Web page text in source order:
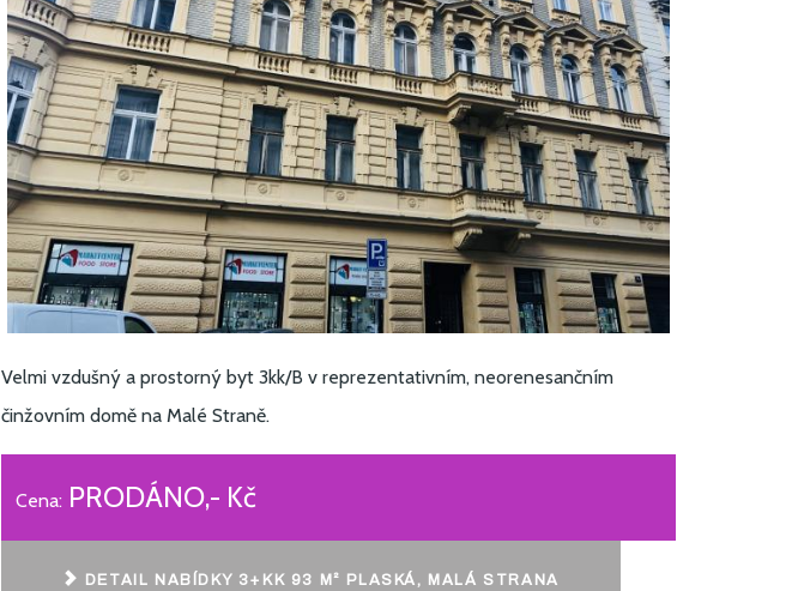
Velmi vzdušný a prostorný byt 3kk/B v reprezentativním, neorenesančním
činžovním domě na Malé Straně.
Cena: PRODÁNO,- Kč
DETAIL NABÍDKY 3+KK 93 M² PLASKÁ, MALÁ STRANA